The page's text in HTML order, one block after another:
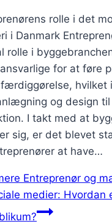
rolle i det
i Danmark
rolle i
for at føre
hvilket
og design
I takt med at
sig, er det blevet
at have…
Entreprenør og
medier: Hvordan